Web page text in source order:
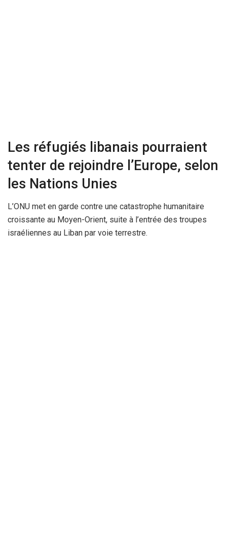
Les réfugiés libanais pourraient
tenter de rejoindre l’Europe, selon
les Nations Unies
L’ONU met en garde contre une catastrophe humanitaire
croissante au Moyen-Orient, suite à l’entrée des troupes
israéliennes au Liban par voie terrestre.